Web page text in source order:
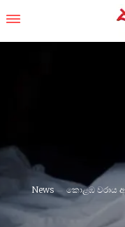
News කොළඹ වරාය